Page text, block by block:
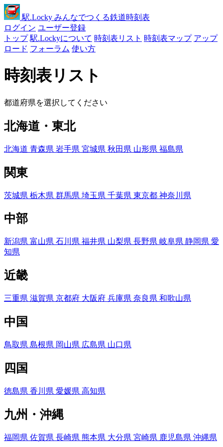
駅.Locky みんなでつくる鉄道時刻表
ログイン ユーザー登録
トップ 駅.Lockyについて 時刻表リスト 時刻表マップ アップ
ロード フォーラム 使い方
時刻表リスト
都道府県を選択してください
北海道・東北
北海道 青森県 岩手県 宮城県 秋田県 山形県 福島県
関東
茨城県 栃木県 群馬県 埼玉県 千葉県 東京都 神奈川県
中部
新潟県 富山県 石川県 福井県 山梨県 長野県 岐阜県 静岡県 愛
知県
近畿
三重県 滋賀県 京都府 大阪府 兵庫県 奈良県 和歌山県
中国
鳥取県 島根県 岡山県 広島県 山口県
四国
徳島県 香川県 愛媛県 高知県
九州・沖縄
福岡県 佐賀県 長崎県 熊本県 大分県 宮崎県 鹿児島県 沖縄県